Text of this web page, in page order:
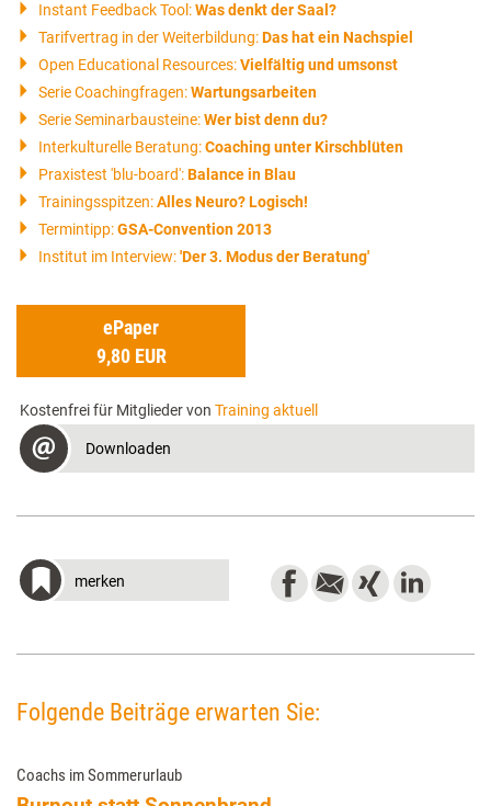
Instant Feedback Tool:Was denkt der Saal?
Tarifvertrag in der Weiterbildung:Das hat ein Nachspiel
Open Educational Resources:Vielfältig und umsonst
Serie Coachingfragen:Wartungsarbeiten
Serie Seminarbausteine:Wer bist denn du?
Interkulturelle Beratung:Coaching unter Kirschblüten
Praxistest 'blu-board':Balance in Blau
Trainingsspitzen:Alles Neuro? Logisch!
Termintipp:GSA-Convention 2013
Institut im Interview:'Der 3. Modus der Beratung'
ePaper
9,80 EUR
Kostenfrei für Mitglieder von Training aktuell
Downloaden
merken
Folgende Beiträge erwarten Sie:
Coachs im Sommerurlaub